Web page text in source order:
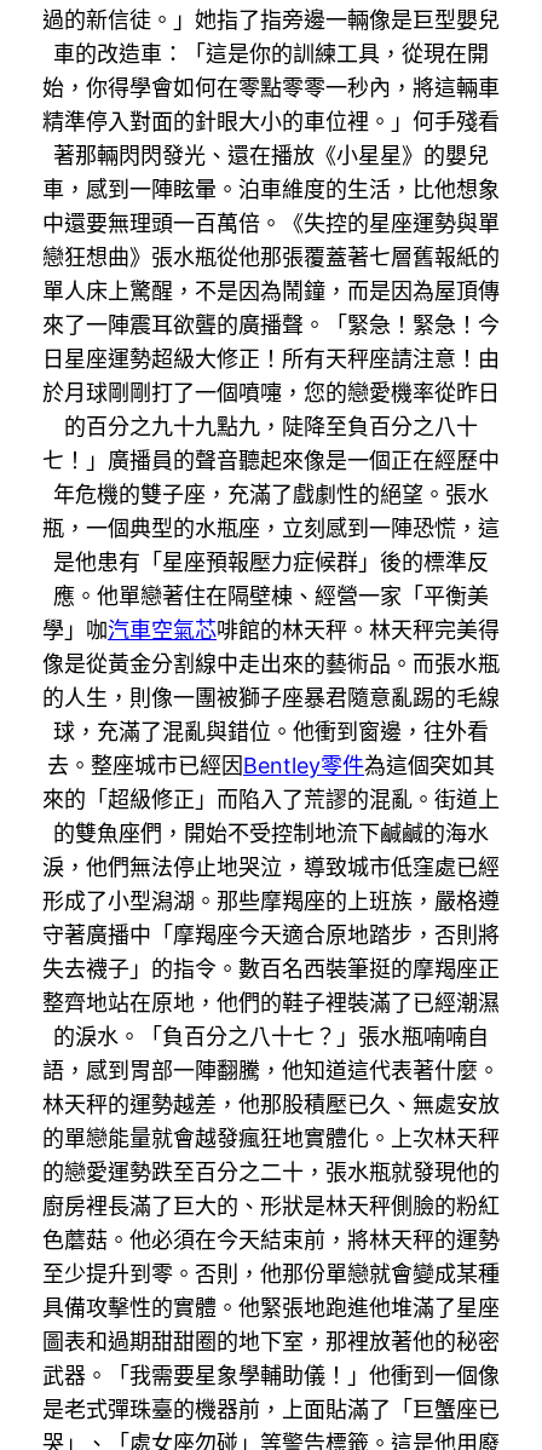
過的新信徒。」她指了指旁邊一輛像是巨型嬰兒
車的改造車：「這是你的訓練工具，從現在開
始，你得學會如何在零點零零一秒內，將這輛車
精準停入對面的針眼大小的車位裡。」何手殘看
著那輛閃閃發光、還在播放《小星星》的嬰兒
車，感到一陣眩暈。泊車維度的生活，比他想象
中還要無理頭一百萬倍。《失控的星座運勢與單
戀狂想曲》張水瓶從他那張覆蓋著七層舊報紙的
單人床上驚醒，不是因為鬧鐘，而是因為屋頂傳
來了一陣震耳欲聾的廣播聲。「緊急！緊急！今
日星座運勢超級大修正！所有天秤座請注意！由
於月球剛剛打了一個噴嚏，您的戀愛機率從昨日
的百分之九十九點九，陡降至負百分之八十
七！」廣播員的聲音聽起來像是一個正在經歷中
年危機的雙子座，充滿了戲劇性的絕望。張水
瓶，一個典型的水瓶座，立刻感到一陣恐慌，這
是他患有「星座預報壓力症候群」後的標準反
應。他單戀著住在隔壁棟、經營一家「平衡美
學」咖汽車空氣芯啡館的林天秤。林天秤完美得
像是從黃金分割線中走出來的藝術品。而張水瓶
的人生，則像一團被獅子座暴君隨意亂踢的毛線
球，充滿了混亂與錯位。他衝到窗邊，往外看
去。整座城市已經因Bentley零件為這個突如其
來的「超級修正」而陷入了荒謬的混亂。街道上
的雙魚座們，開始不受控制地流下鹹鹹的海水
淚，他們無法停止地哭泣，導致城市低窪處已經
形成了小型潟湖。那些摩羯座的上班族，嚴格遵
守著廣播中「摩羯座今天適合原地踏步，否則將
失去襪子」的指令。數百名西裝筆挺的摩羯座正
整齊地站在原地，他們的鞋子裡裝滿了已經潮濕
的淚水。「負百分之八十七？」張水瓶喃喃自
語，感到胃部一陣翻騰，他知道這代表著什麼。
林天秤的運勢越差，他那股積壓已久、無處安放
的單戀能量就會越發瘋狂地實體化。上次林天秤
的戀愛運勢跌至百分之二十，張水瓶就發現他的
廚房裡長滿了巨大的、形狀是林天秤側臉的粉紅
色蘑菇。他必須在今天結束前，將林天秤的運勢
至少提升到零。否則，他那份單戀就會變成某種
具備攻擊性的實體。他緊張地跑進他堆滿了星座
圖表和過期甜甜圈的地下室，那裡放著他的秘密
武器。「我需要星象學輔助儀！」他衝到一個像
是老式彈珠臺的機器前，上面貼滿了「巨蟹座已
哭」、「處女座勿碰」等警告標籤。這是他用廢